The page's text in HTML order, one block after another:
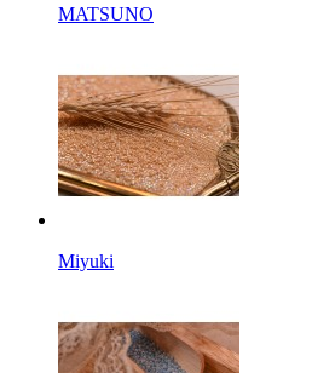
MATSUNO
Miyuki